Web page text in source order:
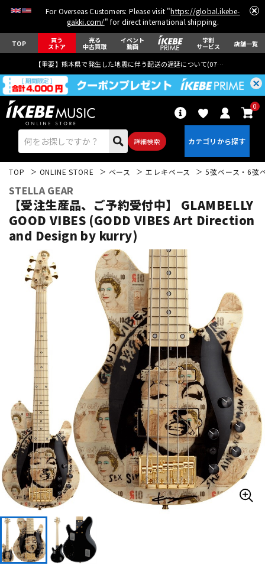
For Overseas Customers: Please visit "https://global.ikebe-
gakki.com/" for direct international shipping.
TOP 買う
ストア
売る
中古買取
イベント
動画
学割
サービス 店舗一覧
【重要】熊本県で発生した地震に伴う配送の遅延について(07月29日
詳細検索
0
エレキギター
ベース ウクレレ
パーカッション
電子ピアノ
その他楽器
アンプ エフェクター
DJ機器 DTM
DTM オンライン納品
TOP ONLINE STORE ベース エレキベース 5弦ベース・6弦
STELLA GEAR
【受注生産品、ご予約受付中】 GLAMBELLY
GOOD VIBES (GODD VIBES Art Direction
and Design by kurry)